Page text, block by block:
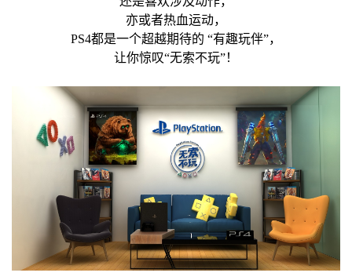
亦或者热血运动，
PS4都是一个超越期待的 “有趣玩伴”，
让你惊叹“无索不玩”！